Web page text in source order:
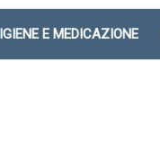
IGIENE E MEDICAZIONE